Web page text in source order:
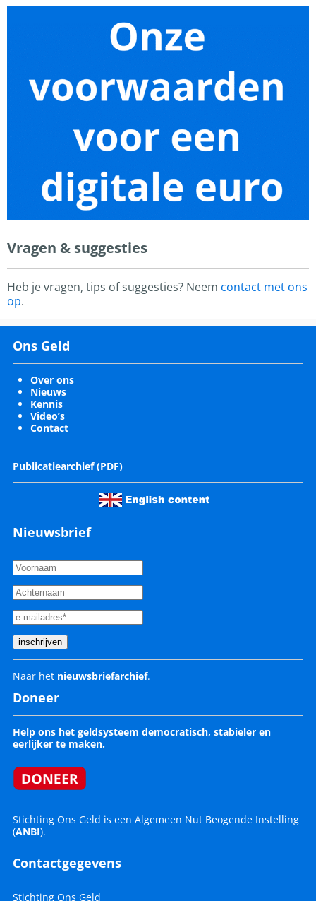
Vragen & suggesties
Heb je vragen, tips of suggesties? Neem contact met ons
op.
Ons Geld
Over ons
Nieuws
Kennis
Video’s
Contact
Publicatiearchief (PDF)
Nieuwsbrief
Naar het nieuwsbriefarchief.
Doneer
Help ons het geldsysteem democratisch, stabieler en
eerlijker te maken.
Stichting Ons Geld is een Algemeen Nut Beogende Instelling
(ANBI).
Contactgegevens
Stichting Ons Geld